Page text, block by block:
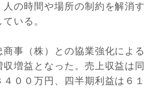
の時間や場所の制約を解消す
いる。
事（株）との協業強化による
増益となった。売上収益は同
００万円、四半期利益は６１